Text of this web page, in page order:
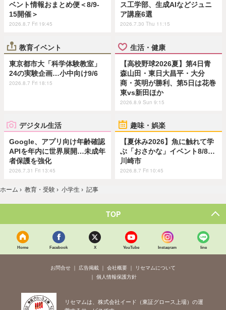
ベント情報おまとめ便＜8/9-
15開催＞
2026.8.7 Fri 19:45
ス工学部、生成AIなどジュニ
ア講座6選
2026.7.30 Thu 11:15
教育イベント
東京都市大「科学体験教室」
24の実験企画…小中向け9/6
2026.8.7 Fri 18:15
生活・健康
【高校野球2026夏】第4日青
森山田・東日大昌平・大分
商・英明が勝利、第5日は花巻
東vs新田ほか
2026.8.9 Sun 9:15
デジタル生活
Google、アプリ向け年齢確認
APIを年内に世界展開…未成年
者保護を強化
2026.7.31 Fri 13:45
趣味・娯楽
【夏休み2026】魚に触れて学
ぶ「おさかな」イベント8/8…
川崎市
2026.8.7 Fri 10:45
ホーム › 教育・受験 › 小学生 › 記事
TOP
Home Facebook X YouTube Instagram line
お問合せ 広告掲載 会社概要
リセマムについて
個人情報保護方針
リセマムは、株式会社イード（東証グロース上場）の運